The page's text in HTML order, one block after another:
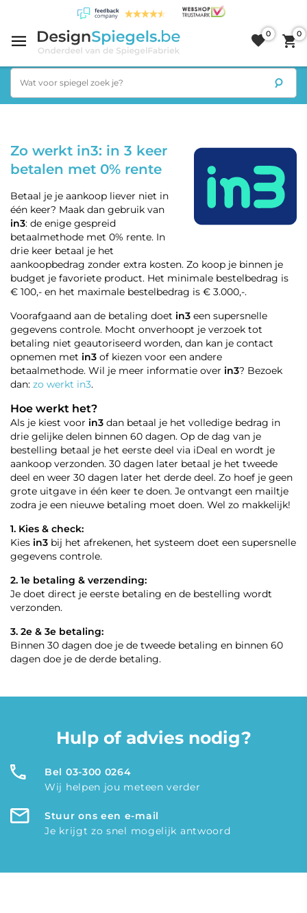
0 0
Zo werkt in3: in 3 keer
betalen met 0% rente
Betaal je je aankoop liever niet in
één keer? Maak dan gebruik van
in3: de enige gespreid
betaalmethode met 0% rente. In
drie keer betaal je het
aankoopbedrag zonder extra kosten. Zo koop je binnen je
budget je favoriete product. Het minimale bestelbedrag is
€ 100,- en het maximale bestelbedrag is € 3.000,-.
Voorafgaand aan de betaling doet in3 een supersnelle
gegevens controle. Mocht onverhoopt je verzoek tot
betaling niet geautoriseerd worden, dan kan je contact
opnemen met in3 of kiezen voor een andere
betaalmethode. Wil je meer informatie over in3? Bezoek
dan: zo werkt in3.
Hoe werkt het?
Als je kiest voor in3 dan betaal je het volledige bedrag in
drie gelijke delen binnen 60 dagen. Op de dag van je
bestelling betaal je het eerste deel via iDeal en wordt je
aankoop verzonden. 30 dagen later betaal je het tweede
deel en weer 30 dagen later het derde deel. Zo hoef je geen
grote uitgave in één keer te doen. Je ontvangt een mailtje
zodra je een nieuwe betaling moet doen. Wel zo makkelijk!
1. Kies & check:
Kies in3 bij het afrekenen, het systeem doet een supersnelle
gegevens controle.
2. 1e betaling & verzending:
Je doet direct je eerste betaling en de bestelling wordt
verzonden.
3. 2e & 3e betaling:
Binnen 30 dagen doe je de tweede betaling en binnen 60
dagen doe je de derde betaling.
Hulp of advies nodig?
Bel 03-300 0264
Wij helpen jou meteen verder
Stuur ons een e-mail
Je krijgt zo snel mogelijk antwoord